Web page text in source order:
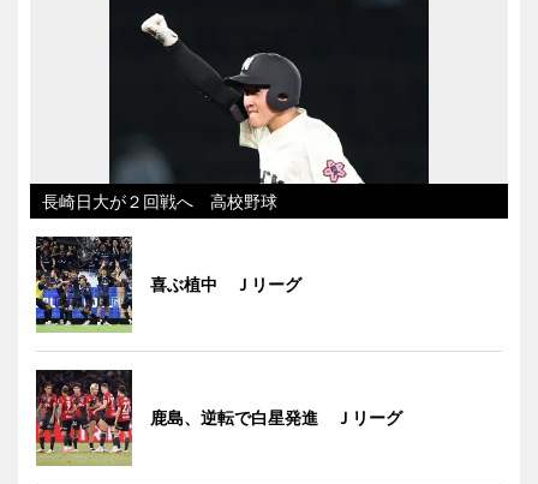
長崎日大が２回戦へ 高校野球
喜ぶ植中 Ｊリーグ
鹿島、逆転で白星発進 Ｊリーグ